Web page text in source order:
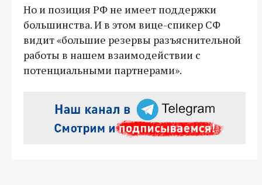
Но и позиция РФ не имеет поддержки
большинства. И в этом вице-спикер СФ
видит «большие резервы разъяснительной
работы в нашем взаимодействии с
потенциальными партнерами».